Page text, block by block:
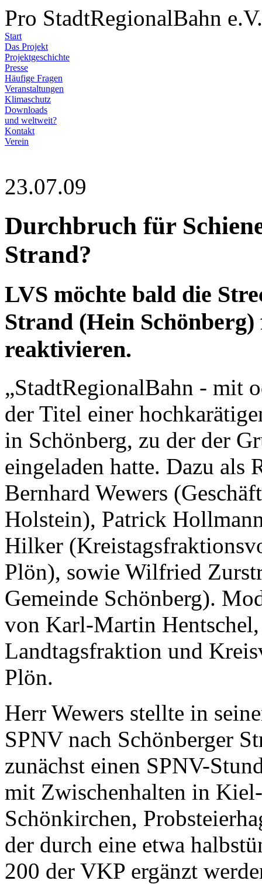
Pro StadtRegionalBahn e.V.
Start
Das Projekt
Projektgeschichte
Presse
Häufige Fragen
Veranstaltungen
Klimaschutz
Downloads
und weltweit?
Kontakt
Verein
23.07.09
Durchbruch für
Strand?
LVS möchte bald die
Strand (Hein
reaktivieren.
„StadtRegionalBahn - mit
der Titel einer
in Schönberg, zu der der
eingeladen hatte. Dazu als
Bernhard Wewers
Holstein), Patrick
Hilker
Plön), sowie Wilfried
Gemeinde Schönberg).
von Karl-Martin
Landtagsfraktion und
Plön.
Herr Wewers stellte in
SPNV nach Schönberger
zunächst einen SPNV-
mit Zwischenhalten in
Schönkirchen,
der durch eine etwa
200 der VKP ergänzt